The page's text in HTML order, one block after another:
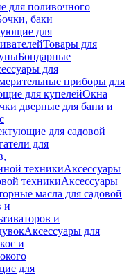
для поливочного
баки
для
Товары для
Бондарные
для
приборы для
для купелейОкна
дверные для бани и
для садовой
для
техникиАксессуары
техникиАксессуары
масла для садовой
и
и
Аксессуары для
и
для